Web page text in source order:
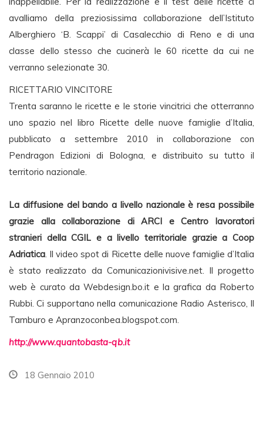
avalliamo della preziosissima collaborazione dell’Istituto
Alberghiero ‘B. Scappi’ di Casalecchio di Reno e di una
classe dello stesso che cucinerà le 60 ricette da cui ne
verranno selezionate 30.
RICETTARIO VINCITORE
Trenta saranno le ricette e le storie vincitrici che otterranno
uno spazio nel libro Ricette delle nuove famiglie d’Italia,
pubblicato a settembre 2010 in collaborazione con
Pendragon Edizioni di Bologna, e distribuito su tutto il
territorio nazionale.
La diffusione del bando a livello nazionale è resa possibile
grazie alla collaborazione di ARCI e Centro lavoratori
stranieri della CGIL e a livello territoriale grazie a Coop
Adriatica. Il video spot di Ricette delle nuove famiglie d’Italia
è stato realizzato da Comunicazionivisive.net. Il progetto
web è curato da Webdesign.bo.it e la grafica da Roberto
Rubbi. Ci supportano nella comunicazione Radio Asterisco, Il
Tamburo e Apranzoconbea.blogspot.com.
http://www.quantobasta-qb.it
18 Gennaio 2010